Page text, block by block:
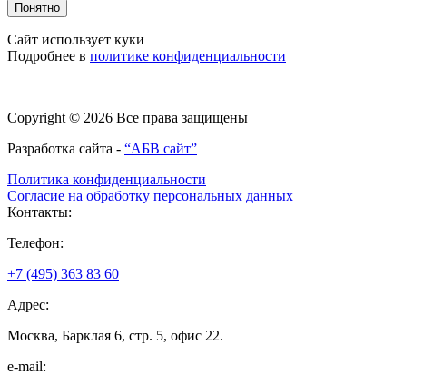
Понятно
Сайт использует куки
Подробнее в политике конфиденциальности
Copyright © 2026 Все права защищены
Разработка сайта - “АБВ сайт”
Политика конфиденциальности
Согласие на обработку персональных данных
Контакты:
Телефон:
+7 (495) 363 83 60
Адрес:
Москва, Барклая 6, стр. 5, офис 22.
e-mail: